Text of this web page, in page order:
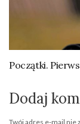
Początki.
Dodaj
Twój adres e-mail nie